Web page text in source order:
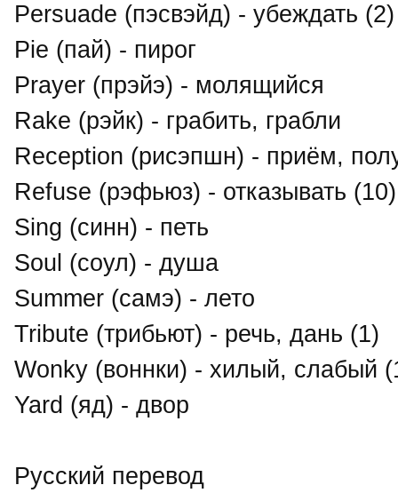
Persuade (пэсвэйд) - убеждать (2)
Pie (пай) - пирог
Prayer (прэйэ) - молящийся
Rake (рэйк) - грабить, грабли
Reception (рисэпшн) - приём,
Refuse (рэфьюз) - отказывать (10)
Sing (синн) - петь
Soul (соул) - душа
Summer (самэ) - лето
Tribute (трибьют) - речь, дань (1)
Wonky (воннки) - хилый, слабый
Yard (яд) - двор
Русский перевод